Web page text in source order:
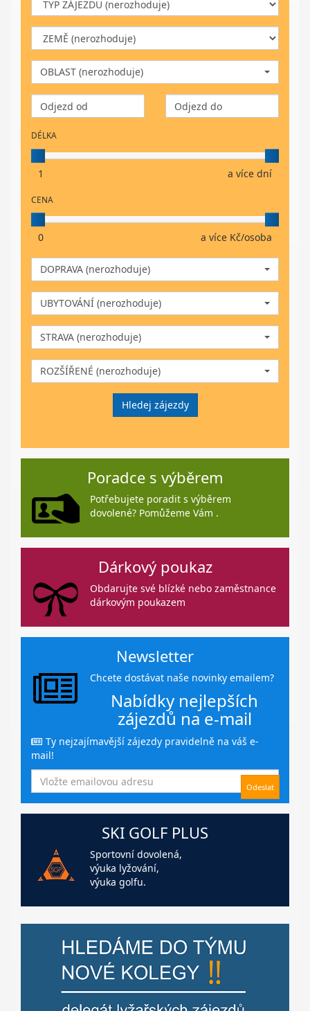
OBLAST (nerozhoduje)
DÉLKA
1 a více dní
CENA
0 a více Kč/osoba
DOPRAVA (nerozhoduje)
UBYTOVÁNÍ (nerozhoduje)
STRAVA (nerozhoduje)
ROZŠÍŘENÉ (nerozhoduje)
Hledej zájezdy
Poradce s výběrem
Potřebujete poradit s výběrem
dovolené? Pomůžeme Vám .
Dárkový poukaz
Obdarujte své blízké nebo zaměstnance
dárkovým poukazem
Newsletter
Chcete dostávat naše novinky emailem?
Nabídky nejlepších
zájezdů na e-mail
Ty nejzajímavější zájezdy pravidelně na váš e-
mail!
SKI GOLF PLUS
Sportovní dovolená,
výuka lyžování,
výuka golfu.